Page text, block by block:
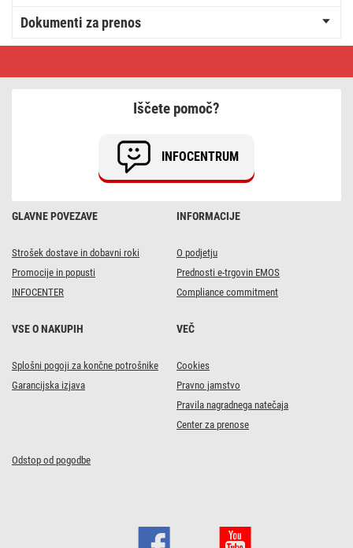
Dokumenti za prenos
GLAVNE POVEZAVE
Strošek dostave in dobavni roki
Promocije in popusti
INFOCENTER
INFORMACIJE
O podjetju
Prednosti e-trgovin EMOS
Compliance commitment
VSE O NAKUPIH
Splošni pogoji za končne potrošnike
Garancijska izjava
VEČ
Cookies
Pravno jamstvo
Pravila nagradnega natečaja
Center za prenose
Odstop od pogodbe
Iščete pomoč?
INFOCENTRUM